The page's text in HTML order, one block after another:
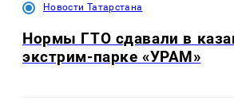
Новости Татарстана
Нормы ГТО сдавали в
экстрим-парке «УРАМ»